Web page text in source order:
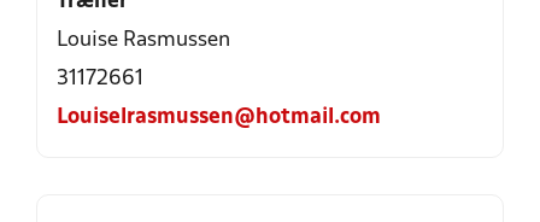
Louise Rasmussen
31172661
Louiselrasmussen@hotmail.com